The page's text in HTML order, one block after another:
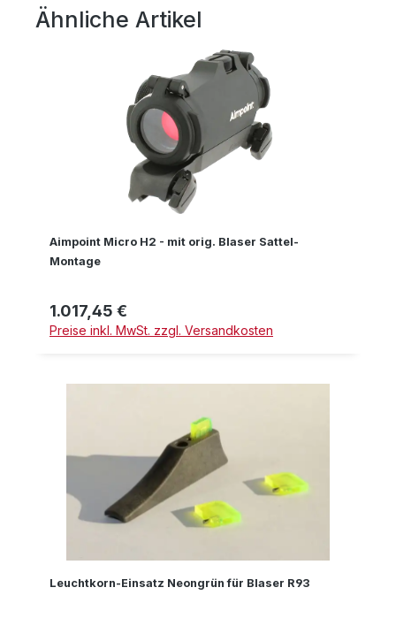
Produktgalerie überspringen
Ähnliche Artikel
Aimpoint Micro H2 - mit orig. Blaser Sattel-
Montage
Regulärer Preis:
1.017,45 €
Preise inkl. MwSt. zzgl. Versandkosten
Leuchtkorn-Einsatz Neongrün für Blaser R93